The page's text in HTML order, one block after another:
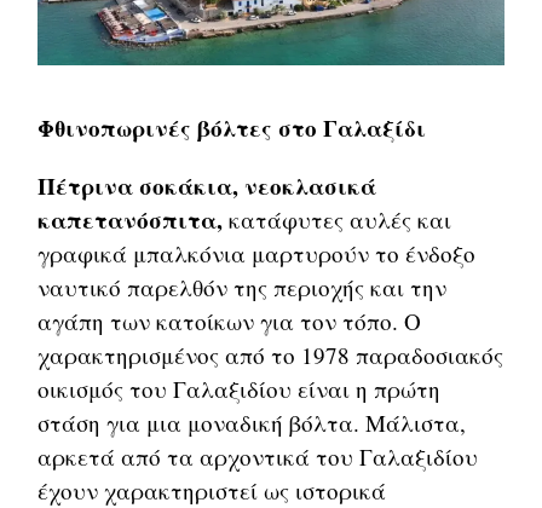
Φθινοπωρινές βόλτες στο Γαλαξίδι
Πέτρινα σοκάκια, νεοκλασικά
καπετανόσπιτα, κατάφυτες αυλές και
γραφικά μπαλκόνια μαρτυρούν το ένδοξο
ναυτικό παρελθόν της περιοχής και την
αγάπη των κατοίκων για τον τόπο. Ο
χαρακτηρισμένος από το 1978 παραδοσιακός
οικισμός του Γαλαξιδίου είναι η πρώτη
στάση για μια μοναδική βόλτα. Μάλιστα,
αρκετά από τα αρχοντικά του Γαλαξιδίου
έχουν χαρακτηριστεί ως ιστορικά